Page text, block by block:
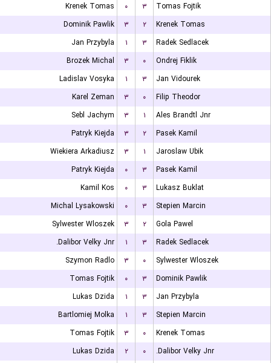
Krenek Tomas
۰ ۳
Tomas Fojtik
Dominik Pawlik
۳ ۲
Krenek Tomas
Jan Przybyla
۱ ۳
Radek Sedlacek
Brozek Michal
۳ ۰
Ondrej Fiklik
Ladislav Vosyka
۱ ۳
Jan Vidourek
Karel Zeman
۳ ۰
Filip Theodor
Sebl Jachym
۳ ۱
Ales Brandtl Jnr
Patryk Kiejda
۳ ۲
Pasek Kamil
Wiekiera Arkadiusz
۳ ۱
Jaroslaw Ubik
Patryk Kiejda
۰ ۳
Pasek Kamil
Kamil Kos
۰ ۳
Lukasz Buklat
Michal Lysakowski
۰ ۳
Stepien Marcin
Sylwester Wloszek
۳ ۲
Gola Pawel
Dalibor Velky Jnr.
۱ ۳
Radek Sedlacek
Szymon Radlo
۳ ۰
Sylwester Wloszek
Tomas Fojtik
۰ ۳
Dominik Pawlik
Lukas Dzida
۱ ۳
Jan Przybyla
Bartlomiej Molka
۱ ۳
Stepien Marcin
Tomas Fojtik
۳ ۰
Krenek Tomas
Lukas Dzida
۲ ۰
Dalibor Velky Jnr.